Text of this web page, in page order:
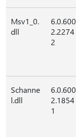
Msv1_0.
dll
6.0.600
2.2274
2
Schanne
l.dll
6.0.600
2.1854
1